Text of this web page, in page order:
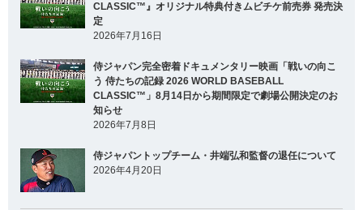
CLASSIC™』オリジナル特典付きムビチケ前売券 発売決
定
2026年7月16日
侍ジャパン完全密着ドキュメンタリー映画「戦いの向こ
う 侍たちの記録 2026 WORLD BASEBALL
CLASSIC™」8月14日から期間限定で劇場公開決定のお
知らせ
2026年7月8日
侍ジャパントップチーム・井端弘和監督の退任について
2026年4月20日